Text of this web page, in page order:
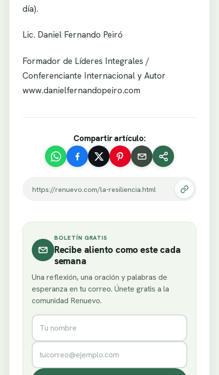
día).
Lic. Daniel Fernando Peiró
Formador de Líderes Integrales /
Conferenciante Internacional y Autor
www.danielfernandopeiro.com
Compartir artículo:
https://renuevo.com/la-resiliencia.html
BOLETÍN GRATIS
Recibe aliento como este cada
semana
Una reflexión, una oración y palabras de
esperanza en tu correo. Únete gratis a la
comunidad Renuevo.
Nombre
Correo electrónico